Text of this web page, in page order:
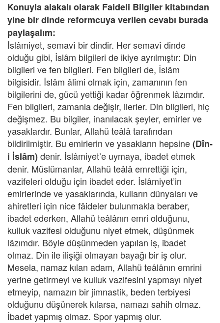
Konuyla alakalı olarak Faideli Bilgiler kitabından
yine bir dinde reformcuya verilen cevabı burada
paylaşalım:
İslâmiyet, semavî bir dindir. Her semavî dinde
olduğu gibi, İslâm bilgileri de ikiye ayrılmıştır: Din
bilgileri ve fen bilgileri. Fen bilgileri de, İslâm
bilgisidir. İslâm âlimi olmak için, zamanının fen
bilgilerini de, gücü yettiği kadar öğrenmek lâzımdır.
Fen bilgileri, zamanla değişir, ilerler. Din bilgileri, hiç
değişmez. Bu bilgiler, inanılacak şeyler, emirler ve
yasaklardır. Bunlar, Allahü teâlâ tarafından
bildirilmiştir. Bu emirlerin ve yasakların hepsine(Dîn-
i İslâm) denir. İslâmiyet’e uymaya, ibadet etmek
denir. Müslümanlar, Allahü teâlâ emrettiği için,
vazifeleri olduğu için ibadet eder. İslâmiyet’in
emirlerinde ve yasaklarında, kulların dünyaları ve
ahiretleri için nice fâideler bulunmakla beraber,
ibadet ederken, Allahü teâlânın emri olduğunu,
kulluk vazifesi olduğunu niyet etmek, düşünmek
lâzımdır. Böyle düşünmeden yapılan iş, ibadet
olmaz. Din ile ilişiği olmayan bayağı bir iş olur.
Mesela, namaz kılan adam, Allahü teâlânın emrini
yerine getirmeyi ve kulluk vazifesini yapmayı niyet
etmeyip, namazın bir jimnastik, beden terbiyesi
olduğunu düşünerek kılarsa, namazı sahih olmaz.
İbadet yapmış olmaz. Spor yapmış olur.